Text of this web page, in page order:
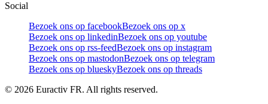
Social
Bezoek ons op facebookBezoek ons op x
Bezoek ons op linkedinBezoek ons op youtube
Bezoek ons op rss-feedBezoek ons op instagram
Bezoek ons op mastodonBezoek ons op telegram
Bezoek ons op blueskyBezoek ons op threads
© 2026 Euractiv FR. All rights reserved.